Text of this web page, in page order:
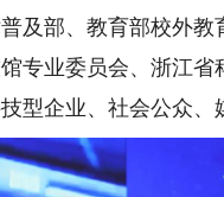
及部、教育部校外
专业委员会、浙江省
型企业、社会公众、